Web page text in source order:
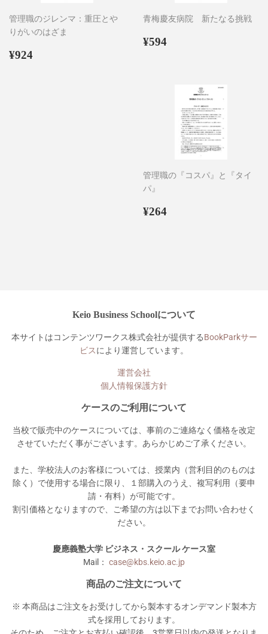
管理職のジレンマ：重圧とや
りがいのはざま
通
¥924
青梅慶友病院 新たなる挑戦
通
¥594
管理職の『コスパ』と『タイ
パ』
通
¥264
Keio Business Schoolについて
本サイトはコンテンツワークス株式会社が提供するBookParkサー
ビスにより運営しています。
運営会社
個人情報保護方針
ケースのご利用について
当校で販売中のケースについては、事前のご連絡なく価格を改定
させていただく事がございます。あらかじめご了承ください。
また、学校法人のお客様については、授業内（営利目的のものは
除く）で使用する場合に限り、１部購入のうえ、複写利用（要申
請・有料）が可能です。
割引価格となりますので、ご希望の方は以下までお問い合わせく
ださい。
慶應義塾大学 ビジネス・スクール ケース室
Mail： case@kbs.keio.ac.jp
商品のご注文について
※ 本商品はご注文をお受けしてから製本するオンデマンド製本方
式を採用しております。